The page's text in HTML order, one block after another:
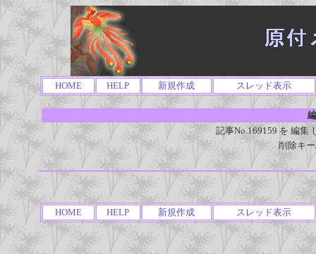
HOME HELP 新規作成 スレッド表示
記事No.169159 を 編集
削除キ
HOME HELP 新規作成 スレッド表示